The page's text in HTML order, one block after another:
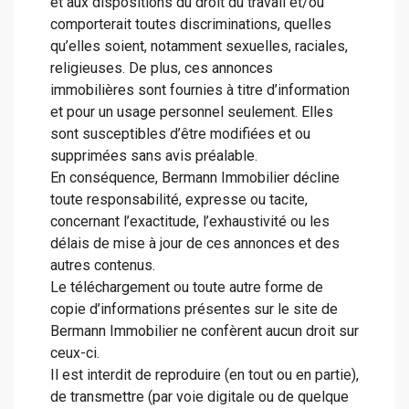
comporterait toutes discriminations, quelles
qu’elles soient, notamment sexuelles, raciales,
religieuses. De plus, ces annonces
immobilières sont fournies à titre d’information
et pour un usage personnel seulement. Elles
sont susceptibles d’être modifiées et ou
supprimées sans avis préalable.
En conséquence, Bermann Immobilier décline
toute responsabilité, expresse ou tacite,
concernant l’exactitude, l’exhaustivité ou les
délais de mise à jour de ces annonces et des
autres contenus.
Le téléchargement ou toute autre forme de
copie d’informations présentes sur le site de
Bermann Immobilier ne confèrent aucun droit sur
ceux-ci.
Il est interdit de reproduire (en tout ou en partie),
de transmettre (par voie digitale ou de quelque